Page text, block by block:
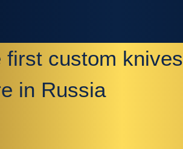
first custom knives
in Russia